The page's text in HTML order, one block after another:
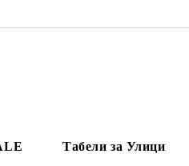
Табели за Улици